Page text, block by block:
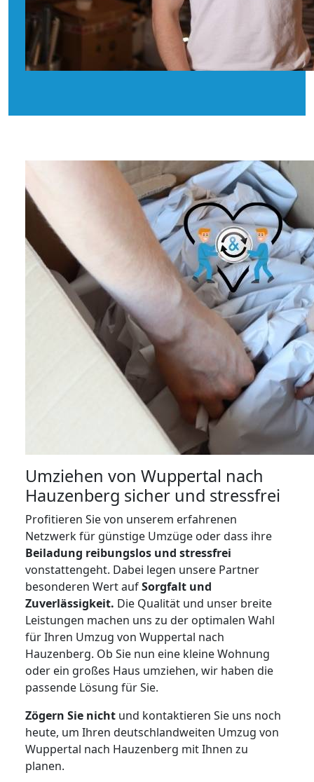
Umziehen von Wuppertal nach
Hauzenberg sicher und stressfrei
Profitieren Sie von unserem erfahrenen
Netzwerk für günstige Umzüge oder dass ihre
Beiladung reibungslos und stressfrei
vonstattengeht. Dabei legen unsere Partner
besonderen Wert aufSorgfalt und
Zuverlässigkeit. Die Qualität und unser breite
Leistungen machen uns zu der optimalen Wahl
für Ihren Umzug von Wuppertal nach
Hauzenberg. Ob Sie nun eine kleine Wohnung
oder ein großes Haus umziehen, wir haben die
passende Lösung für Sie.
Zögern Sie nicht und kontaktieren Sie uns noch
heute, um Ihren deutschlandweiten Umzug von
Wuppertal nach Hauzenberg mit Ihnen zu
planen.